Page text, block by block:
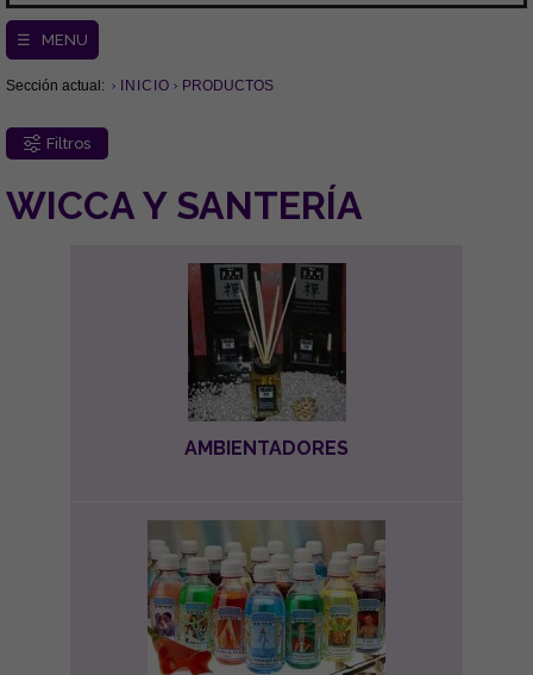
☰ MENU
Sección actual: INICIO PRODUCTOS
Filtros
WICCA Y SANTERÍA
AMBIENTADORES